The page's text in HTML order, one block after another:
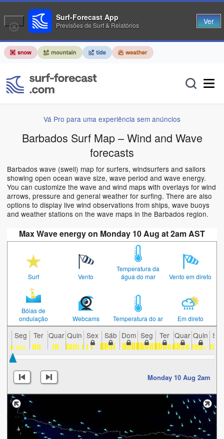
Vá Pro para uma experiência sem anúncios
Barbados Surf Map – Wind and Wave
forecasts
Barbados wave (swell) map for surfers, windsurfers and sailors
showing open ocean wave size, wave period and wave energy.
You can customize the wave and wind maps with overlays for wind
arrows, pressure and general weather for surfing. There are also
options to display live wind observations from ships, wave buoys
and weather stations on the wave maps in the Barbados region.
Max Wave energy on Monday 10 Aug at 2am AST
Surf Vento
Temperatura da
água do mar
Vento em direto
Bóias de
ondulação
Webcams Temperatura do ar Em direto
Seg Ter Quar Quin Sex Sáb Dom Seg Ter Quar Quin Sex
Monday 10 Aug 2am
Surf-Forecast App
Previsões de Surf & Relatórios Ver